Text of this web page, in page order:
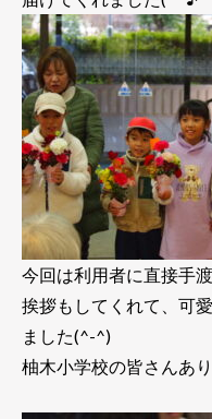
今回は利用者に直接手
挨拶もしてくれて、可
ました(^-^)
柚木小学校の皆さんあ